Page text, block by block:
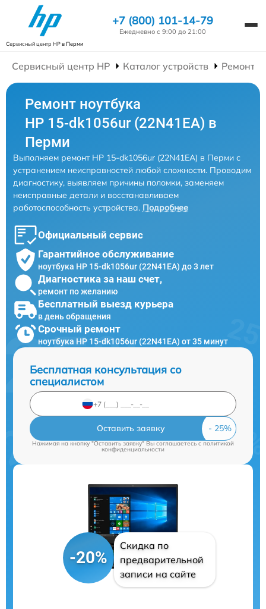
Сервисный центр HPв Перми
+7 (800) 101-14-79
Ежедневно с 9:00 до 21:00
Сервисный центр HP Каталог устройств Ремонт
Ремонт ноутбука
HP 15-dk1056ur (22N41EA) в
Перми
Выполняем ремонт HP 15-dk1056ur (22N41EA) в Перми с
устранением неисправностей любой сложности. Проводим
диагностику, выявляем причины поломки, заменяем
неисправные детали и восстанавливаем
работоспособность устройства. Подробнее
Официальный сервис
Гарантийное обслуживание
ноутбука HP 15-dk1056ur (22N41EA) до 3 лет
Диагностика за наш счет,
ремонт по желанию
Бесплатный выезд курьера
в день обращения
Срочный ремонт
ноутбука HP 15-dk1056ur (22N41EA) от 35 минут
Бесплатная консультация со
специалистом
Оставить заявку
Нажимая на кнопку "Оставить заявку" Вы соглашаетесь cполитикой
конфиденциальности
-20%
Скидка по
предварительной
записи на сайте